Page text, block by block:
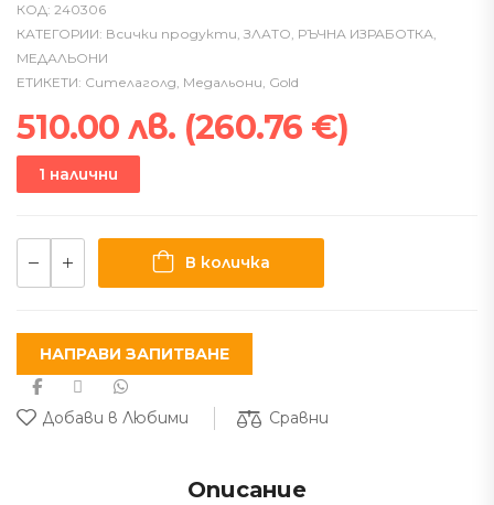
КОД: 240306
КАТЕГОРИИ: Всички продукти, ЗЛАТО, РЪЧНА ИЗРАБОТКА,
МЕДАЛЬОНИ
ЕТИКЕТИ: Сителаголд, Медальони, Gold
510.00 лв. (260.76 €)
1 налични
В количка
НАПРАВИ ЗАПИТВАНЕ
Добави в Любими Сравни
Описание